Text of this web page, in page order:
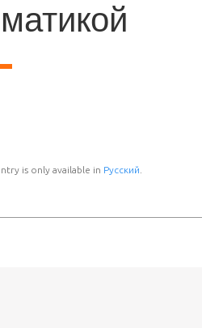
is only available in Русский